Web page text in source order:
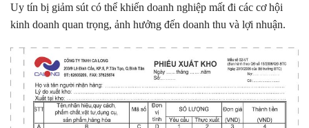
Uy tín bị giảm sút có thể khiến doanh nghiệp mất đi các cơ hội
kinh doanh quan trọng, ảnh hưởng đến doanh thu và lợi nhuận.